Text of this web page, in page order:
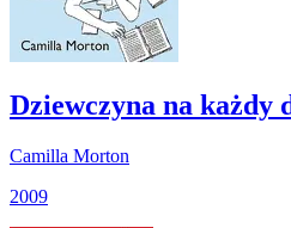
Dziewczyna na każdy
Camilla Morton
2009